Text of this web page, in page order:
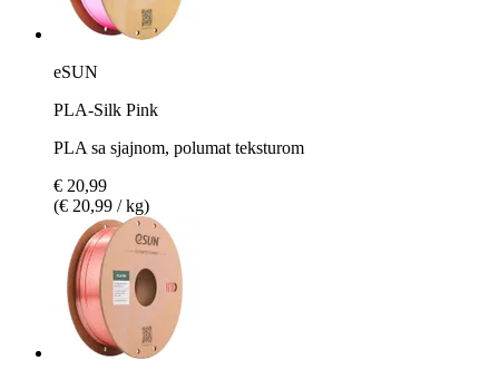
eSUN
PLA-Silk Pink
PLA sa sjajnom, polumat teksturom
€ 20,99
(€ 20,99 / kg)